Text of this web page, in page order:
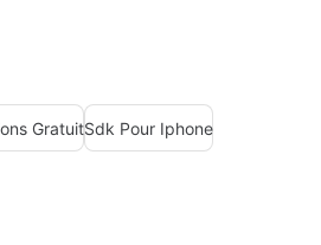
GratuitSdk Pour Iphone